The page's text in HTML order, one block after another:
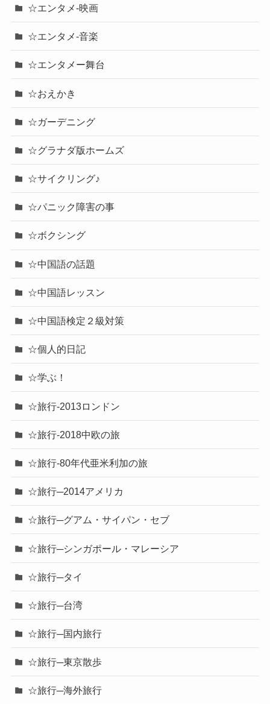
☆エンタメ-映画
☆エンタメ-音楽
☆エンタメー舞台
☆おえかき
☆ガーデニング
☆グラナダ版ホームズ
☆サイクリング♪
☆パニック障害の事
☆ボクシング
☆中国語の話題
☆中国語レッスン
☆中国語検定２級対策
☆個人的日記
☆学ぶ！
☆旅行-2013ロンドン
☆旅行-2018中欧の旅
☆旅行-80年代亜米利加の旅
☆旅行─2014アメリカ
☆旅行─グアム・サイパン・セブ
☆旅行─シンガポール・マレーシア
☆旅行─タイ
☆旅行─台湾
☆旅行─国内旅行
☆旅行─東京散歩
☆旅行─海外旅行